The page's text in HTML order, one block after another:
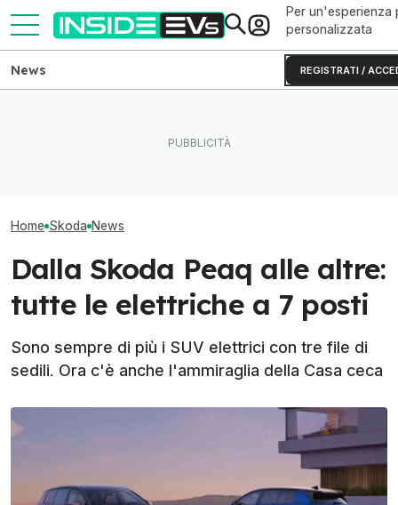
Per un'esperienza
personalizzata
REGISTRATI /
News
Home Skoda News
Dalla Skoda Peaq alle altre:
tutte le elettriche a 7 posti
Sono sempre di più i SUV elettrici con tre file di
sedili. Ora c'è anche l'ammiraglia della Casa ceca